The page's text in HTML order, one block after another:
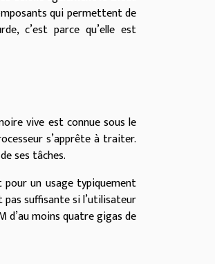
qui permettent de
c’est parce qu’elle est
vive est connue sous le
s’apprête à traiter.
ses tâches.
pour un usage typiquement
pas suffisante si l’utilisateur
d’au moins quatre gigas de